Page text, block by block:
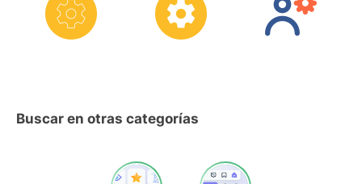
Buscar en otras categorías